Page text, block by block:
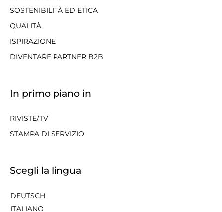
SOSTENIBILITÀ ED ETICA
QUALITÀ
ISPIRAZIONE
DIVENTARE PARTNER B2B
In primo piano in
RIVISTE/TV
STAMPA DI SERVIZIO
Scegli la lingua
DEUTSCH
ITALIANO